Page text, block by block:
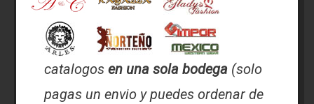
catalogosen una sola bodega (solo
pagas un envio y puedes ordenar de